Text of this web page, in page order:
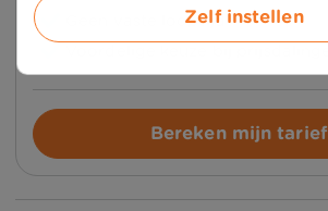
Geen vaste looptijd
Bereken mijn tarief
Zelf instellen